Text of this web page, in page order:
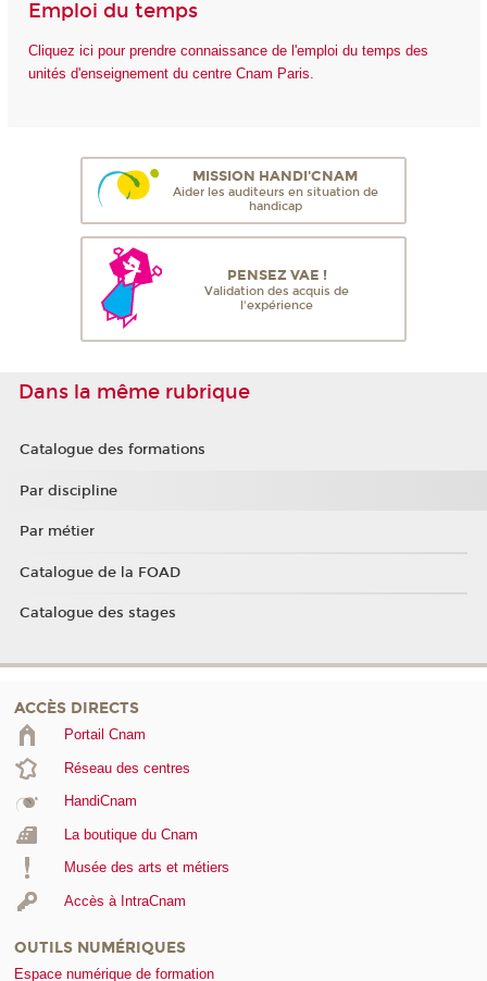
Emploi du temps
Cliquez ici pour prendre connaissance de l'emploi du temps des
unités d'enseignement du centre Cnam Paris.
MISSION HANDI'CNAM
Aider les auditeurs en situation de
handicap
PENSEZ VAE !
Validation des acquis de
l'expérience
Dans la même rubrique
Catalogue des formations
Par discipline
Par métier
Catalogue de la FOAD
Catalogue des stages
ACCÈS DIRECTS
Portail Cnam
Réseau des centres
HandiCnam
La boutique du Cnam
Musée des arts et métiers
Accès à IntraCnam
OUTILS NUMÉRIQUES
Espace numérique de formation